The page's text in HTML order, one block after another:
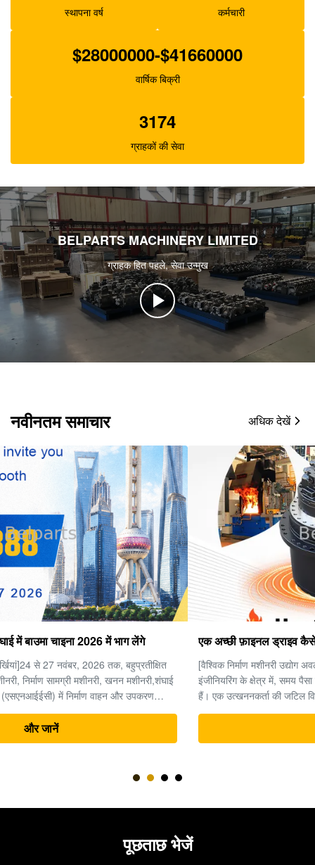
स्थापना वर्ष कर्मचारी
$28000000-$41660000
वार्षिक बिक्री
3174
ग्राहकों की सेवा
BELPARTS MACHINERY LIMITED
ग्राहक हित पहले, सेवा उन्मुख
नवीनतम समाचार अधिक देखें
एक अच्छी फ़ाइनल ड्राइव कैसे चुनें?
[वैश्विक निर्माण मशीनरी उद्योग अवलोकन] भारी मशीनरी और अर्थमूविंग
इंजीनियरिंग के क्षेत्र में, समय पैसा है, और उत्खननकर्ता पूरी परियोजना का "दिल"
हैं। एक उत्खननकर्ता की जटिल विद्युत प्रणाली के भीतर, अंतिम ड्राइव (ट्रैवल
मोटर और रेड्यूसर असेंबली) उच्च दबाव वाली हाइड्रोलिक ऊर्जा को यांत्रिक
ड्राइविंग बल ...
पूछताछ भेजें